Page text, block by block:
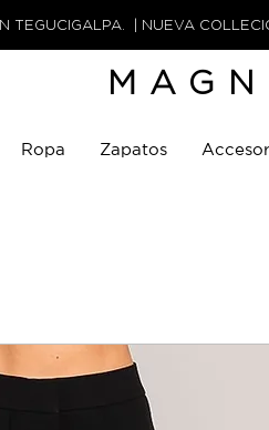
TEGUCIGALPA. | NUEVA
Ropa Zapatos